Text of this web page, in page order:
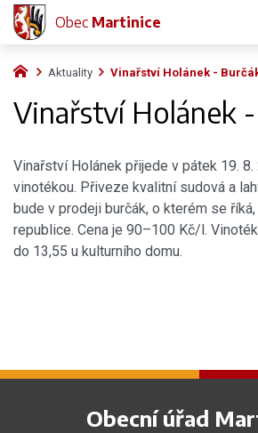
Aktuality Vinařství Holánek -
Vinařství Holánek
Vinařství Holánek přijede v pátek 19.
vinotékou. Přiveze kvalitní sudová a
bude v prodeji burčák, o kterém se
republice. Cena je 90–100 Kč/l.
do 13,55 u kulturního domu.
Obecní úřad
Obec Martinice